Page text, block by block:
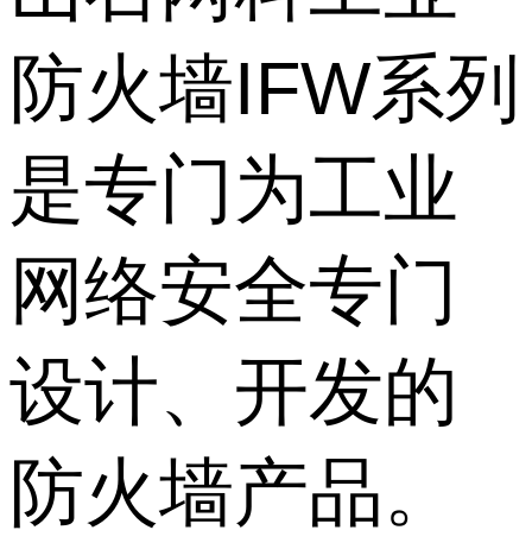
防火墙IFW系列
是专门为工业
网络安全专门
设计、开发的
防火墙产品。